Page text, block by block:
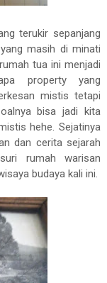
terukir sepanjang
masih di minati
tua ini menjadi
property yang
mistis tetapi
bisa jadi kita
hehe. Sejatinya
dan cerita sejarah
rumah warisan
budaya kali ini.